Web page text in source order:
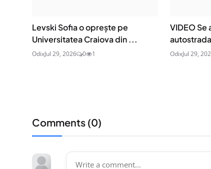
Levski Sofia o oprește pe
Universitatea Craiova din ...
OdixJul 29, 2026 0 1
VIDEO Se
OdixJul 29,
Comments (0)